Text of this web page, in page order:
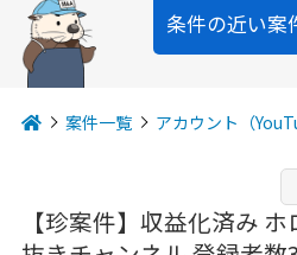
条件の近い案
案件一覧 アカウント（
【珍案件】収益化済み